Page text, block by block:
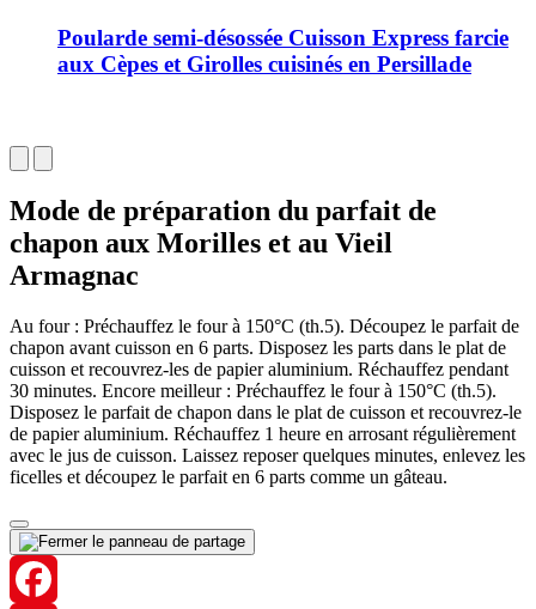
Poularde semi-désossée Cuisson Express farcie
aux Cèpes et Girolles cuisinés en Persillade
Mode de préparation du parfait de
chapon aux Morilles et au Vieil
Armagnac
Au four : Préchauffez le four à 150°C (th.5). Découpez le parfait de
chapon avant cuisson en 6 parts. Disposez les parts dans le plat de
cuisson et recouvrez-les de papier aluminium. Réchauffez pendant
30 minutes. Encore meilleur : Préchauffez le four à 150°C (th.5).
Disposez le parfait de chapon dans le plat de cuisson et recouvrez-le
de papier aluminium. Réchauffez 1 heure en arrosant régulièrement
avec le jus de cuisson. Laissez reposer quelques minutes, enlevez les
ficelles et découpez le parfait en 6 parts comme un gâteau.